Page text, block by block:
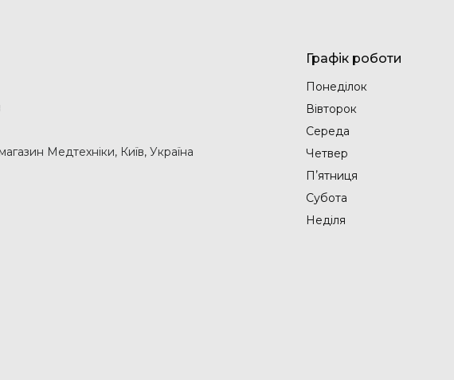
Медтехніки, Київ, Україна
Графік роботи
Понеділок
Вівторок
Середа
Четвер
Пʼятниця
Субота
Неділя